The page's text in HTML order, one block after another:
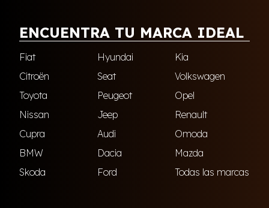
ENCUENTRA TU MARCA IDEAL
Fiat Hyundai
Kia
Citroën
Seat
Volkswagen
Toyota
Peugeot
Opel
Nissan
Jeep
Renault
Cupra
Audi
Omoda
BMW
Dacia
Mazda
Skoda
Ford Todas las marcas